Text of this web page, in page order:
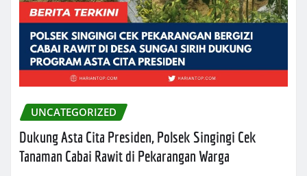
UNCATEGORIZED
Dukung Asta Cita Presiden, Polsek Singingi Cek
Tanaman Cabai Rawit di Pekarangan Warga